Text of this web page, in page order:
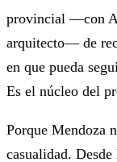
provincial —con
arquitecto— de
en que pueda
Es el núcleo del
Porque Mendoza
casualidad.